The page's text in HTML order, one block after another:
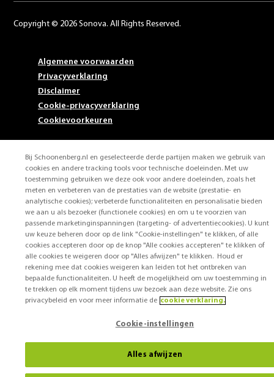
Copyright © 2026 Sonova. All Rights Reserved.
Algemene voorwaarden
Privacyverklaring
Disclaimer
Cookie-privacyverklaring
Cookievoorkeuren
Bij Schoonenberg.nl en geselecteerde derde partijen maken we gebruik van
cookies en andere tracking tools voor technische doeleinden. Met uw
toestemming gebruiken we deze ook voor andere doeleinden, zoals het
meten en verbeteren van de prestaties van de website (prestatie- en
analytische cookies); verbeterde functionaliteiten en personalisatie bieden
we aan u als bezoeker (functionele cookies) en om u te voorzien van
passende marketinginspanningen (targeting- of advertentiecookies). U kunt
uw keuze beheren door op de link "Cookie-instellingen" te klikken, of alle
cookies accepteren door op de knop "Alle cookies accepteren" te klikken of
alle cookies te weigeren door op "Alles afwijzen" te klikken. Houd er
rekening mee dat cookies weigeren kan leiden tot het ontbreken van
bepaalde functionaliteiten. U heeft de mogelijkheid om uw toestemming in
te trekken op elk moment tijdens uw bezoek aan deze website. Zie ons
privacybeleid en voor meer informatie de cookie verklaring.
Cookie-instellingen
Alles afwijzen